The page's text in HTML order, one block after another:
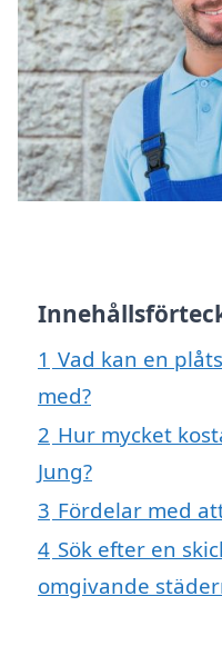
1 Vad kan en
med?
2 Hur mycket
Jung?
3 Fördelar med
4 Sök efter en
omgivande